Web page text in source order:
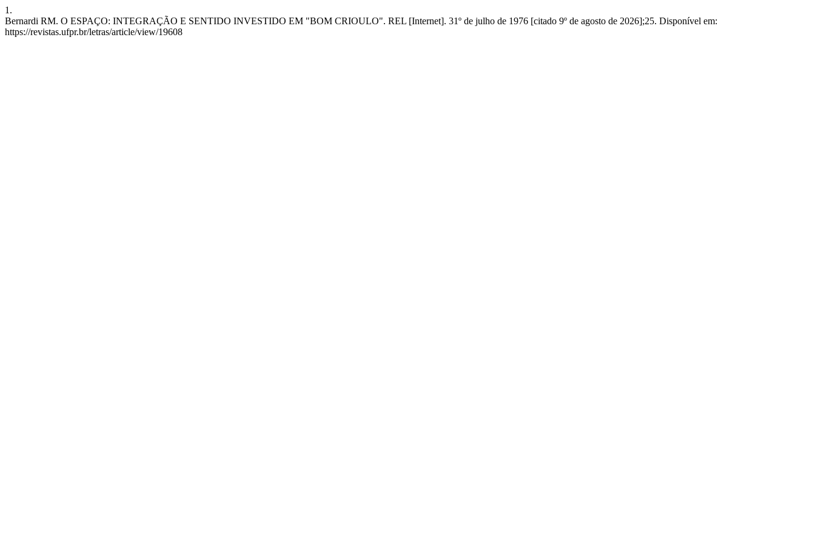
1.
Bernardi RM. O ESPAÇO: INTEGRAÇÃO E SENTIDO INVESTIDO EM "BOM CRIOULO". REL [Internet]. 31º de julho de 1976 [citado 9º de agosto de 2026];25. Disponível em:
https://revistas.ufpr.br/letras/article/view/19608